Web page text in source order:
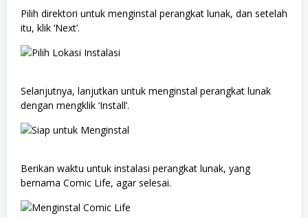
Pilih direktori untuk menginstal perangkat lunak, dan setelah
itu, klik ‘Next’.
Selanjutnya, lanjutkan untuk menginstal perangkat lunak
dengan mengklik ‘Install’.
Berikan waktu untuk instalasi perangkat lunak, yang
bernama Comic Life, agar selesai.